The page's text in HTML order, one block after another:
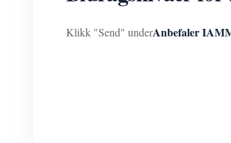
Klikk "Send" underAnbefaler